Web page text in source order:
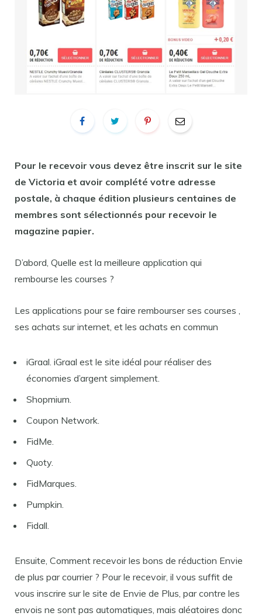
Pour le recevoir vous devez être inscrit sur le site
de Victoria et avoir complété votre adresse
postale, à chaque édition plusieurs centaines de
membres sont sélectionnés pour recevoir le
magazine papier.
D’abord, Quelle est la meilleure application qui
rembourse les courses ?
Les applications pour se faire rembourser ses courses ,
ses achats sur internet, et les achats en commun
iGraal. iGraal est le site idéal pour réaliser des
économies d’argent simplement.
Shopmium.
Coupon Network.
FidMe.
Quoty.
FidMarques.
Pumpkin.
Fidall.
Ensuite, Comment recevoir les bons de réduction Envie
de plus par courrier ? Pour le recevoir, il vous suffit de
vous inscrire sur le site de Envie de Plus, par contre les
envois ne sont pas automatiques, mais aléatoires donc